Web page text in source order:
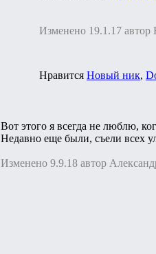
Изменено 19.1.17 автор
Нравится Новый ник,
Вот этого я всегда не люблю,
Недавно еще были, съели всех
Изменено 9.9.18 автор